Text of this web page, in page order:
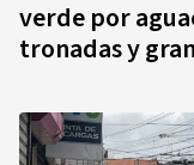
verde por
tronadas y